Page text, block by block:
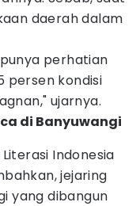
daerah dalam
perhatian
persen kondisi
ujarnya.
di Banyuwangi
Indonesia
jejaring
yang dibangun